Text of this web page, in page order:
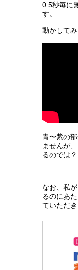
0.5秒毎に
す。
動かしてみ
青〜紫の
ませんが
るのでは？
なお、私
るのにあ
ていただき